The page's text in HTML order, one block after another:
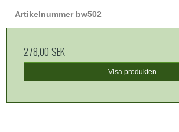
Artikelnummer bw502
278,00 SEK
Visa produkten